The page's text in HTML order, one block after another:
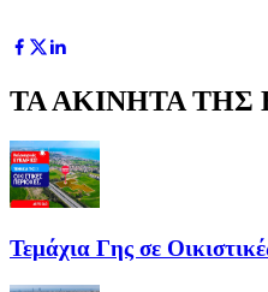
ΤΑ ΑΚΙΝΗΤΑ
Τεμάχια Γης σε